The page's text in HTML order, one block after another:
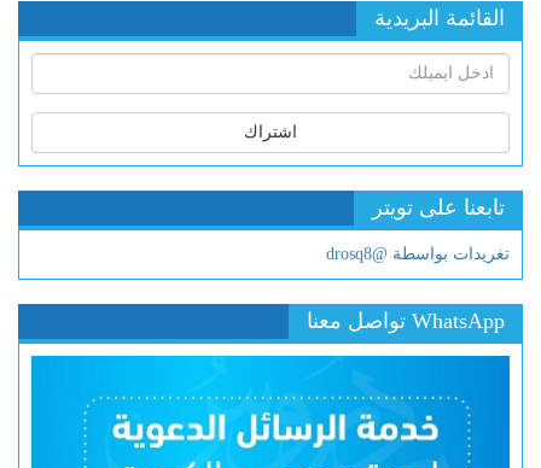
القائمة البريدية
اشتراك
تابعنا على تويتر
تغريدات بواسطة @drosq8
WhatsApp تواصل معنا